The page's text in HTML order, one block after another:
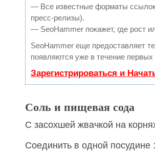
— Все известные форматы
пресс-релизы).
— SeoHammer покажет, где рост
SeoHammer еще предоставляет
появляются уже в течение первых
Зарегистрироваться и
Соль и пищевая сода
С засохшей жвачкой на
Соединить в одной посудине